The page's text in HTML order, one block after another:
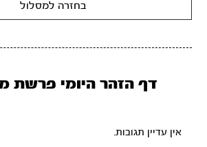
בחזרה למסלול
דף הזהר היומי פרשת
אין עדיין תגובות.